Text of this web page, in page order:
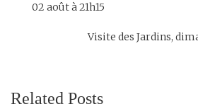
02 août à 21h15
Visite des Jardins,
Related Posts